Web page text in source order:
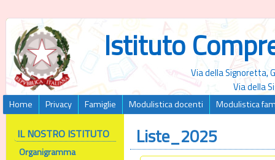
Istituto
Via della Signoretta,
Via della
Home Privacy Famiglie Modulistica docenti Modulistica
IL NOSTRO ISTITUTO
Organigramma
Liste_2025